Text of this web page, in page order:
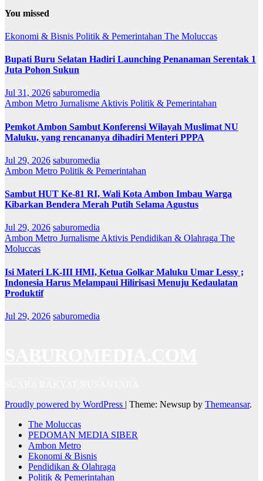
You missed
Ekonomi & Bisnis Politik & Pemerintahan The Moluccas
Bupati Buru Selatan Hadiri Launching Penanaman Serentak 1
Juta Pohon Sukun
Jul 31, 2026 saburomedia
Ambon Metro Jurnalisme Aktivis Politik & Pemerintahan
Pemkot Ambon Sambut Konferensi Wilayah Muslimat NU
Maluku, yang rencananya dihadiri Menteri PPPA
Jul 29, 2026 saburomedia
Ambon Metro Politik & Pemerintahan
Sambut HUT Ke-81 RI, Wali Kota Ambon Imbau Warga
Kibarkan Bendera Merah Putih Selama Agustus
Jul 29, 2026 saburomedia
Ambon Metro Jurnalisme Aktivis Pendidikan & Olahraga The
Moluccas
Isi Materi LK-III HMI, Ketua Golkar Maluku Umar Lessy ;
Indonesia Harus Melampaui Hilirisasi Menuju Kedaulatan
Produktif
Jul 29, 2026 saburomedia
Proudly powered by WordPress | Theme: Newsup by Themeansar.
The Moluccas
PEDOMAN MEDIA SIBER
Ambon Metro
Ekonomi & Bisnis
Pendidikan & Olahraga
Politik & Pemerintahan